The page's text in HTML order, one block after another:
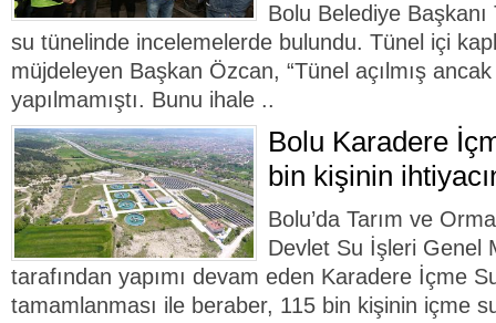
Bolu Belediye
su tünelinde incelemelerde bulundu. Tünel içi
müjdeleyen Başkan Özcan, “Tünel açılmış
yapılmamıştı. Bunu ihale ..
Bolu Karadere
bin kişinin
Bolu’da Tarım ve
Devlet Su İşleri Genel
tarafından yapımı devam eden Karadere İçme
tamamlanması ile beraber, 115 bin kişinin içme